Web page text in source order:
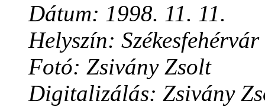
Dátum: 1998. 11. 11.
Helyszín: Székesfehérvár
Fotó: Zsivány Zsolt
Digitalizálás: Zsivány